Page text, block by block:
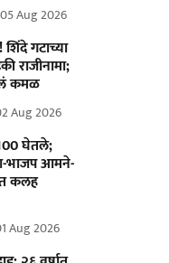
05 Aug 2026
गटाच्या
राजीनामा;
कमळ
Aug 2026
घेतले;
भाजप आमने-
कलह
Aug 2026